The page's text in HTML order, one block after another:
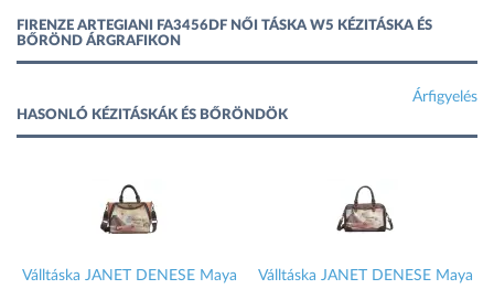
FIRENZE ARTEGIANI FA3456DF NŐI TÁSKA W5 KÉZITÁSKA ÉS
BŐRÖND ÁRGRAFIKON
Árfigyelés
HASONLÓ KÉZITÁSKÁK ÉS BŐRÖNDÖK
Válltáska JANET DENESE Maya
Válltáska JANET DENESE Maya